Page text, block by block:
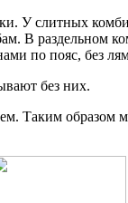
У слитных
В
по пояс, без
без них.
Таким образом